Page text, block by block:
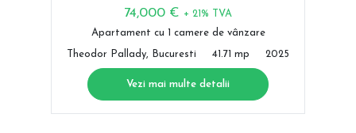
74,000 € + 21% TVA
Apartament cu 1 camere de vânzare
Theodor Pallady, Bucuresti 41.71 mp 2025
Vezi mai multe detalii